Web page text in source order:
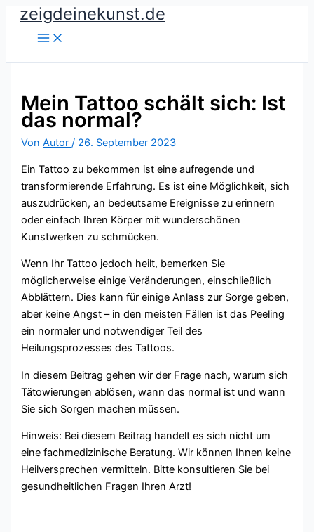
Zumzeigdeinekunst.de
Mein Tattoo schält sich: Ist
das normal?
VonAutor/ 26. September 2023
Ein Tattoo zu bekommen ist eine aufregende und
transformierende Erfahrung. Es ist eine Möglichkeit, sich
auszudrücken, an bedeutsame Ereignisse zu erinnern
oder einfach Ihren Körper mit wunderschönen
Kunstwerken zu schmücken.
Wenn Ihr Tattoo jedoch heilt, bemerken Sie
möglicherweise einige Veränderungen, einschließlich
Abblättern. Dies kann für einige Anlass zur Sorge geben,
aber keine Angst – in den meisten Fällen ist das Peeling
ein normaler und notwendiger Teil des
Heilungsprozesses des Tattoos.
In diesem Beitrag gehen wir der Frage nach, warum sich
Tätowierungen ablösen, wann das normal ist und wann
Sie sich Sorgen machen müssen.
Hinweis: Bei diesem Beitrag handelt es sich nicht um
eine fachmedizinische Beratung. Wir können Ihnen keine
Heilversprechen vermitteln. Bitte konsultieren Sie bei
gesundheitlichen Fragen Ihren Arzt!